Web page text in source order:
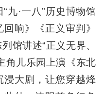
九·一八”历史博物馆
响》《正义审判》
馆讲述“正义无界、
角儿乐园上演《东北
浸大剧，让您穿越烽